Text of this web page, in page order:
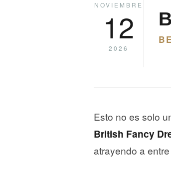
NOVIEMBRE
12
2026
Esto no es solo
British Fancy
atrayendo a